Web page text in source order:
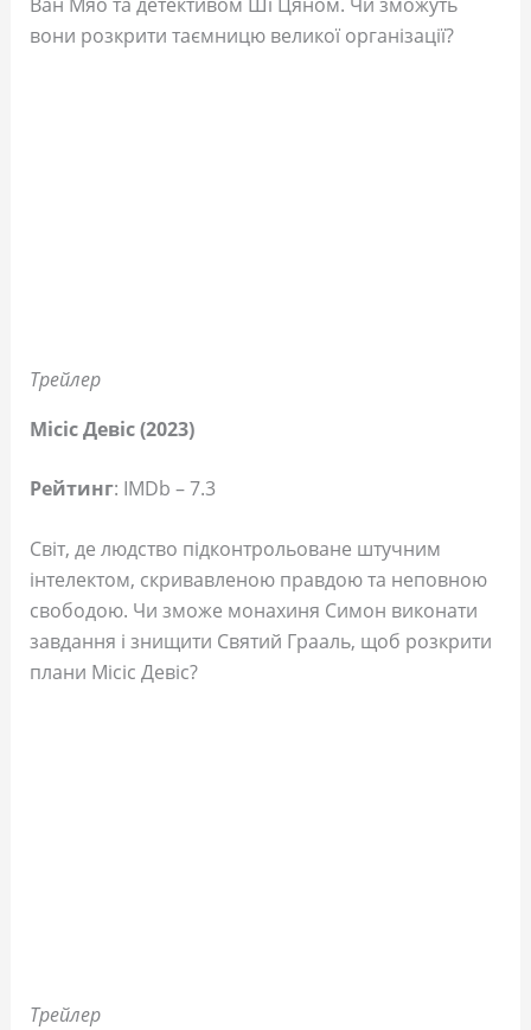
вони розкрити таємницю великої організації?
Трейлер
Місіс Девіс (2023)
Рейтинг: IMDb – 7.3
Світ, де людство підконтрольоване штучним
інтелектом, скривавленою правдою та неповною
свободою. Чи зможе монахиня Симон виконати
завдання і знищити Святий Грааль, щоб розкрити
плани Місіс Девіс?
Трейлер